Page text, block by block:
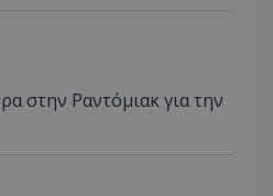
στην Ραντόμιακ για την